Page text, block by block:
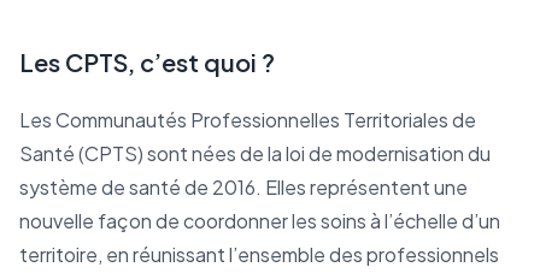
Les CPTS, c’est quoi ?
Les Communautés Professionnelles Territoriales de
Santé (CPTS) sont nées de la loi de modernisation du
système de santé de 2016. Elles représentent une
nouvelle façon de coordonner les soins à l’échelle d’un
territoire, en réunissant l’ensemble des professionnels